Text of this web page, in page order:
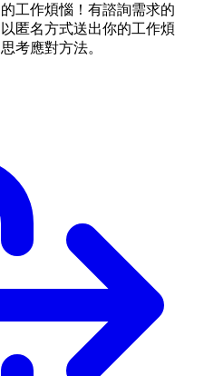
工作煩惱！有諮詢需求的
匿名方式送出你的工作煩
考應對方法。